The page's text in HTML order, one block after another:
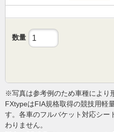
数量
※写真は参考例のため車種により
FXtypeはFIA規格取得の競技用軽
す。各車のフルバケット対応シー
わりません。